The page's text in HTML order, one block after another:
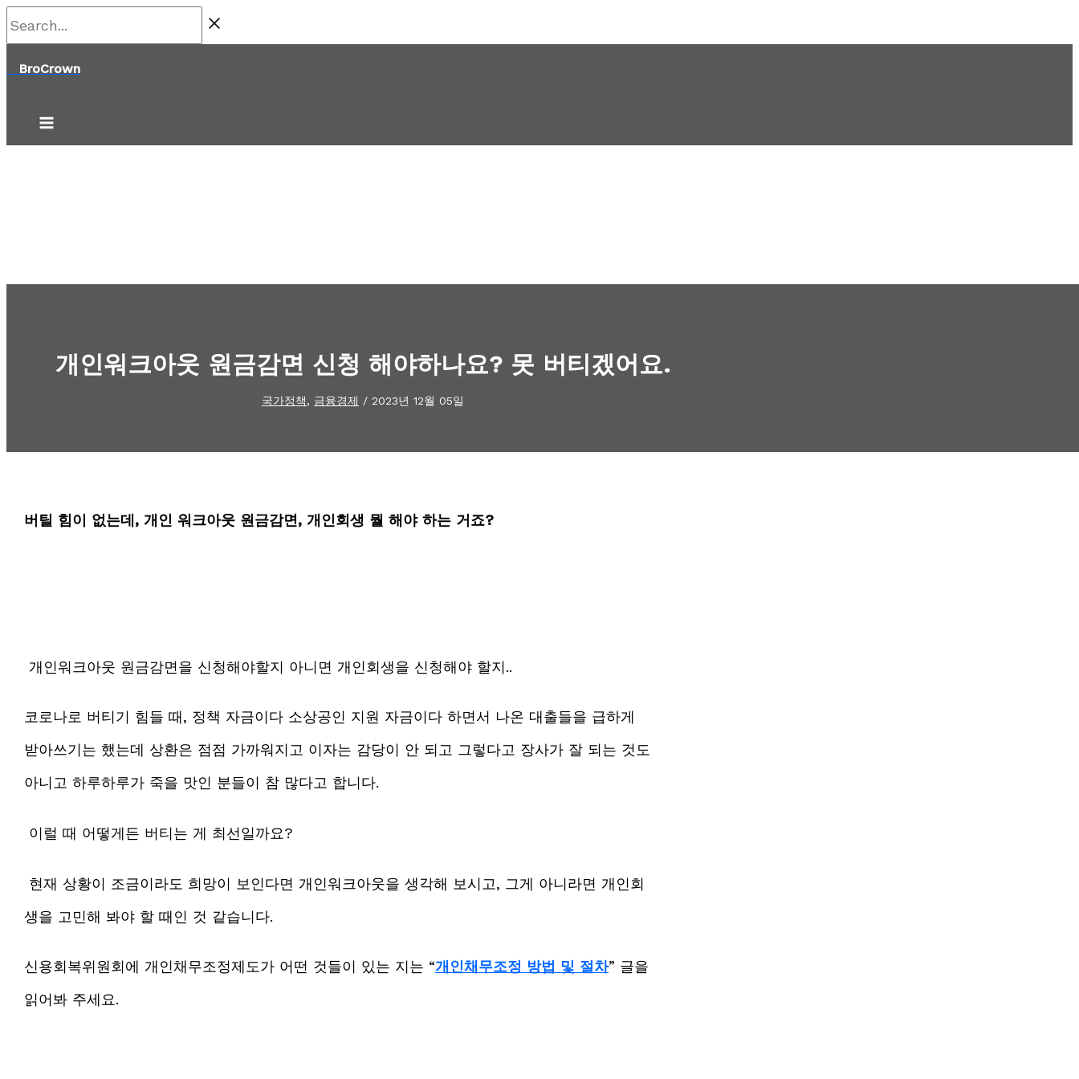
콘
Search...
BroCrown
개인워크아웃 원금감면 신청 해야하나요? 못 버티겠어요.
국가정책, 금융경제 / 2023년 12월 05일
버틸 힘이 없는데, 개인 워크아웃 원금감면, 개인회생 뭘 해야 하는 거죠?
개인워크아웃 원금감면을 신청해야할지 아니면 개인회생을 신청해야 할지..
코로나로 버티기 힘들 때, 정책 자금이다 소상공인 지원 자금이다 하면서 나온 대출들을 급하게
받아쓰기는 했는데 상환은 점점 가까워지고 이자는 감당이 안 되고 그렇다고 장사가 잘 되는 것도
아니고 하루하루가 죽을 맛인 분들이 참 많다고 합니다.
이럴 때 어떻게든 버티는 게 최선일까요?
현재 상황이 조금이라도 희망이 보인다면 개인워크아웃을 생각해 보시고, 그게 아니라면 개인회
생을 고민해 봐야 할 때인 것 같습니다.
신용회복위원회에 개인채무조정제도가 어떤 것들이 있는 지는 “개인채무조정 방법 및 절차” 글을
읽어봐 주세요.